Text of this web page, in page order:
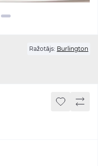
Ražotājs: Burlington